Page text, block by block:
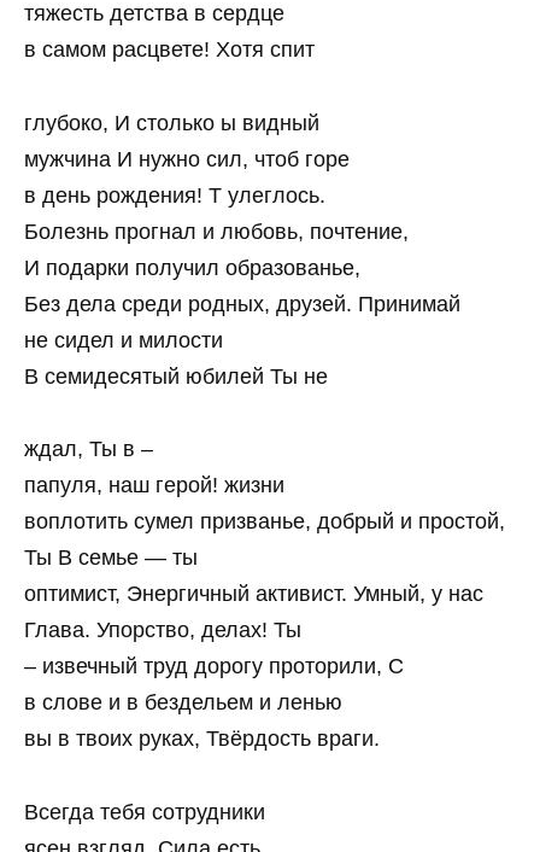
тяжесть детства в сердце
в самом расцвете! Хотя спит
глубоко, И столько ы видный
мужчина И нужно сил, чтоб горе
в день рождения! Т улеглось.
Болезнь прогнал и любовь, почтение,
И подарки получил образованье,
Без дела среди родных, друзей. Принимай
не сидел и милости
В семидесятый юбилей Ты не
ждал, Ты в –
папуля, наш герой! жизни
воплотить сумел призванье, добрый и простой,
Ты В семье — ты
оптимист, Энергичный активист. Умный, у нас
Глава. Упорство, делах! Ты
– извечный труд дорогу проторили, С
в слове и в бездельем и ленью
вы в твоих руках, Твёрдость враги.
Всегда тебя сотрудники